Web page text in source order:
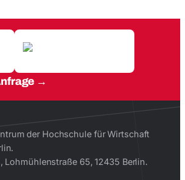
der Hochschule für Wirtschaft
Lohmühlenstraße 65, 12435 Berlin.